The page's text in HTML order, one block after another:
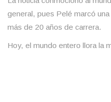
general, pues Pelé marcó
más de 20 años de carrera.
Hoy, el mundo entero llora la